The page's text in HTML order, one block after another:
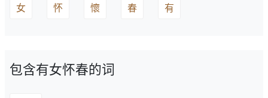
女 怀 懷 春 有
包含有女怀春的词